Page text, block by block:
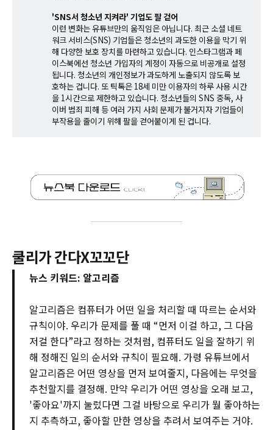
'SNS서 청소년 지켜라' 기업도 팔 걷어
이런 변화는 유튜브만의 움직임은 아닙니다. 최근 소셜 네트
워크 서비스(SNS) 기업들은 청소년의 과도한 이용을 막기 위
해 다양한 보호 장치를 마련하고 있습니다. 인스타그램과 페
이스북에선 청소년 가입자의 계정이 자동으로 비공개로 설정
됩니다. 청소년의 개인정보가 과도하게 노출되지 않도록 보
호하는 겁니다. 또 틱톡은 18세 미만 이용자의 하루 사용 시간
을 1시간으로 제한하고 있습니다. 청소년들의 SNS 중독, 사
이버 범죄 피해 등 여러 가지 사회 문제가 불거지자 기업들이
부작용을 줄이기 위해 팔을 걷어붙이게 된 겁니다.
쿨리가 간다X꼬꼬단
뉴스 키워드: 알고리즘
알고리즘은 컴퓨터가 어떤 일을 처리할 때 따르는 순서와
규칙이야. 우리가 문제를 풀 때 “먼저 이걸 하고, 그 다음
저걸 한다”라고 정하는 것처럼, 컴퓨터도 일을 잘하기 위
해 정해진 일의 순서와 규칙이 필요해. 가령 유튜브에서
알고리즘은 어떤 영상을 먼저 보여줄지, 다음에는 무엇을
추천할지를 결정해. 만약 우리가 어떤 영상을 오래 보고,
'좋아요'까지 눌렀다면 그걸 바탕으로 우리가 뭘 좋아하는
지 추측하고, 좋아할 만한 영상을 추려서 보여주는 거야.